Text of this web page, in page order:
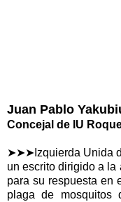
Juan Pablo
Concejal de IU
➤➤➤Izquierda Unida
un escrito dirigido a la
para su respuesta en
plaga de mosquitos